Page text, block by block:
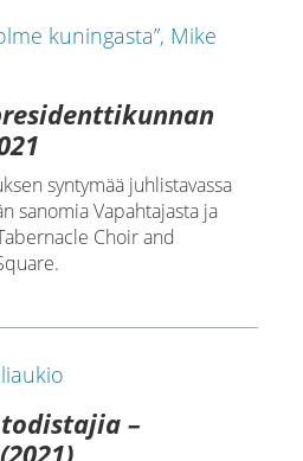
syntymää juhlistavassa
sanomia Vapahtajasta ja
Choir and
–